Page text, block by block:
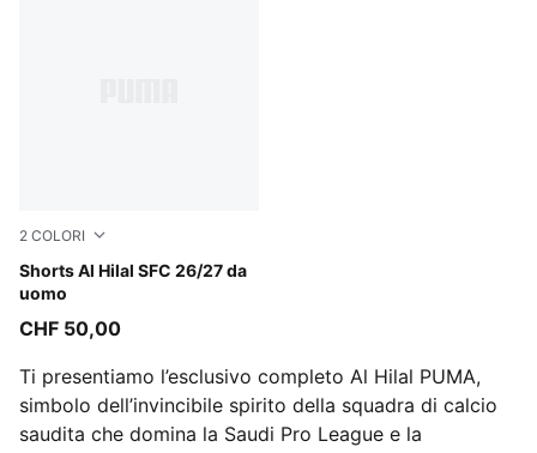
2 COLORI
Shorts Al Hilal SFC 26/27 da
uomo
PUMA White-Deep Navy
CHF 50,00
Ti presentiamo l’esclusivo completo Al Hilal PUMA,
simbolo dell’invincibile spirito della squadra di calcio
saudita che domina la Saudi Pro League e la